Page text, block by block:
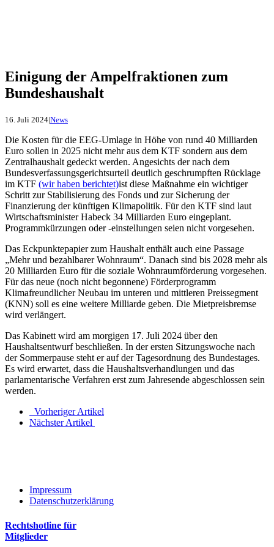
Einigung der Ampelfraktionen zum
Bundeshaushalt
16. Juli 2024|News
Die Kosten für die EEG-Umlage in Höhe von rund 40 Milliarden
Euro sollen in 2025 nicht mehr aus dem KTF sondern aus dem
Zentralhaushalt gedeckt werden. Angesichts der nach dem
Bundesverfassungsgerichtsurteil deutlich geschrumpften Rücklage
im KTF (wir haben berichtet)ist diese Maßnahme ein wichtiger
Schritt zur Stabilisierung des Fonds und zur Sicherung der
Finanzierung der künftigen Klimapolitik. Für den KTF sind laut
Wirtschaftsminister Habeck 34 Milliarden Euro eingeplant.
Programmkürzungen oder -einstellungen seien nicht vorgesehen.
Das Eckpunktepapier zum Haushalt enthält auch eine Passage
„Mehr und bezahlbarer Wohnraum“. Danach sind bis 2028 mehr als
20 Milliarden Euro für die soziale Wohnraumförderung vorgesehen.
Für das neue (noch nicht begonnene) Förderprogramm
Klimafreundlicher Neubau im unteren und mittleren Preissegment
(KNN) soll es eine weitere Milliarde geben. Die Mietpreisbremse
wird verlängert.
Das Kabinett wird am morgigen 17. Juli 2024 über den
Haushaltsentwurf beschließen. In der ersten Sitzungswoche nach
der Sommerpause steht er auf der Tagesordnung des Bundestages.
Es wird erwartet, dass die Haushaltsverhandlungen und das
parlamentarische Verfahren erst zum Jahresende abgeschlossen sein
werden.
Vorheriger Artikel
Nächster Artikel
Impressum
Datenschutzerklärung
Rechtshotline für
Mitglieder